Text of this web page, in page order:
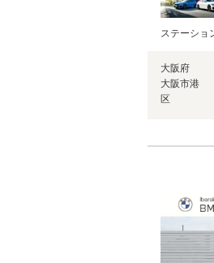
ステーショ
大阪府
大阪市港
区